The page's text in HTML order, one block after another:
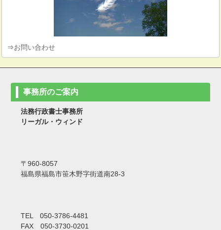
⇒お問い合わせ
事務所のご案内
法務行政書士事務所
リーガル・ウィンド
〒960-8057
福島県福島市笹木野字街道南28-3
TEL 050-3786-4481
FAX 050-3730-0201